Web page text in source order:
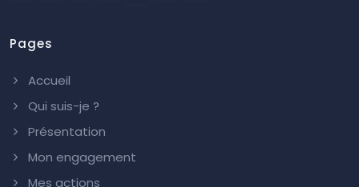
Pages
Accueil
Qui suis-je ?
Présentation
Mon engagement
Mes actions